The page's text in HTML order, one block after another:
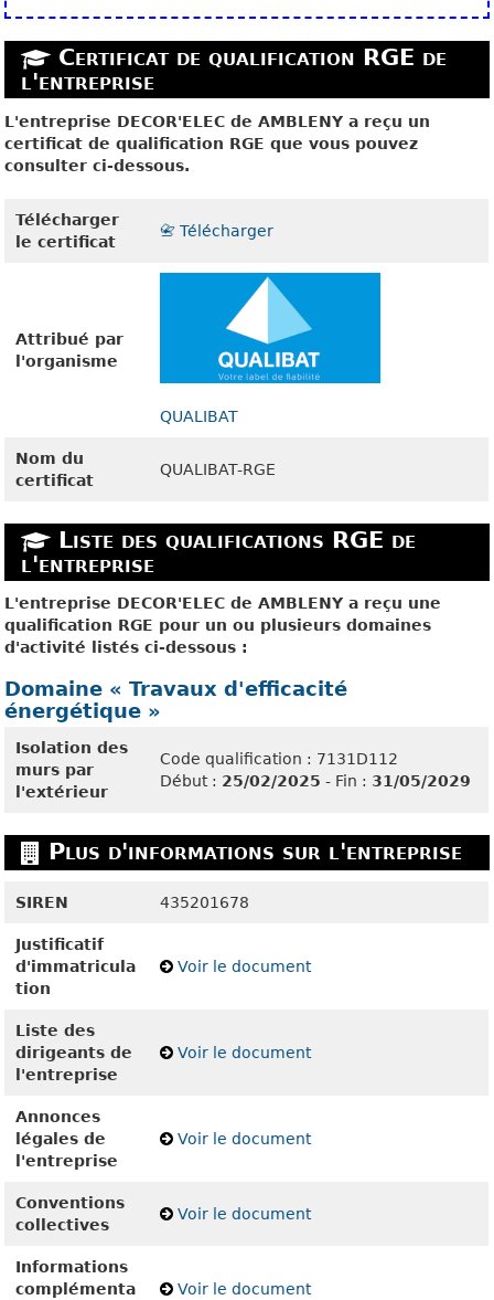
Certificat de qualification RGE de
l'entreprise
L'entreprise DECOR'ELEC de AMBLENY a reçu un
certificat de qualification RGE que vous pouvez
consulter ci-dessous.
Télécharger
le certificat
📇 Télécharger
Attribué par
l'organisme
QUALIBAT
Nom du
certificat
QUALIBAT-RGE
Liste des qualifications RGE de
l'entreprise
L'entreprise DECOR'ELEC de AMBLENY a reçu une
qualification RGE pour un ou plusieurs domaines
d'activité listés ci-dessous :
Domaine « Travaux d'efficacité
énergétique »
Isolation des
murs par
l'extérieur
Code qualification : 7131D112
Début : 25/02/2025 - Fin : 31/05/2029
Plus d'informations sur l'entreprise
SIREN 435201678
Justificatif
d'immatricula
tion
Voir le document
Liste des
dirigeants de
l'entreprise
Voir le document
Annonces
légales de
l'entreprise
Voir le document
Conventions
collectives
Voir le document
Informations
complémenta
Voir le document